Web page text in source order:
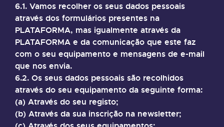
6.1. Vamos recolher os seus dados pessoais
através dos formulários presentes na
PLATAFORMA, mas igualmente através da
PLATAFORMA e da comunicação que este faz
com o seu equipamento e mensagens de e-mail
que nos envia.
6.2. Os seus dados pessoais são recolhidos
através do seu equipamento da seguinte forma:
(a) Através do seu registo;
(b) Através da sua inscrição na newsletter;